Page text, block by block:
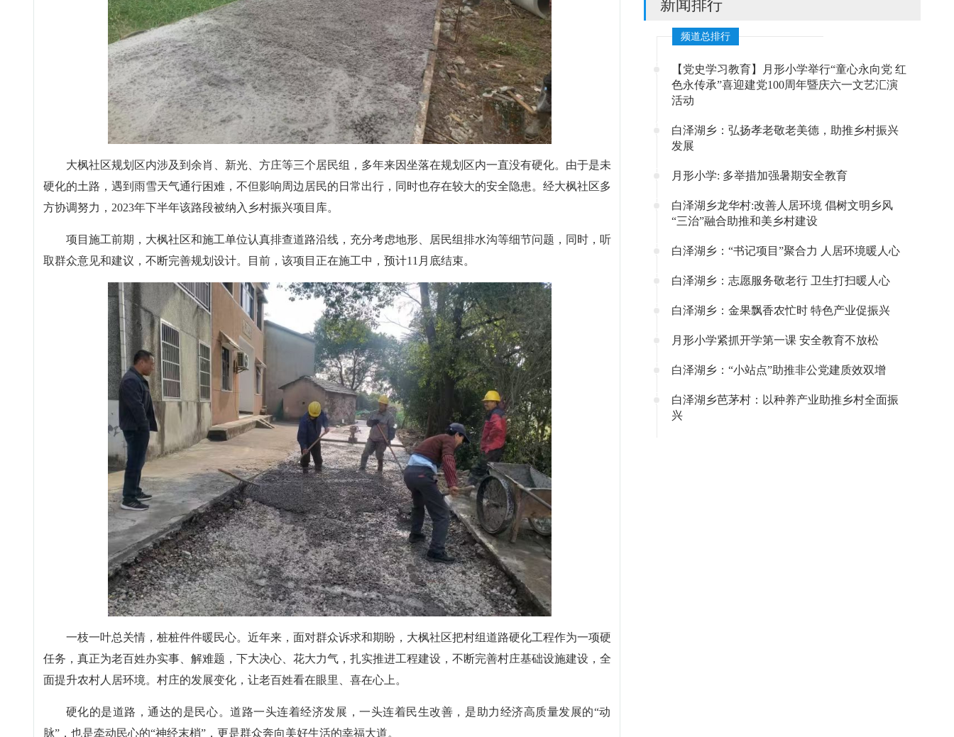
大枫社区规划区内涉及到余肖、新光、方庄等三个居民组，多年来因坐落在规划区内一直没有硬化。由于是未
硬化的土路，遇到雨雪天气通行困难，不但影响周边居民的日常出行，同时也存在较大的安全隐患。经大枫社区多
方协调努力，2023年下半年该路段被纳入乡村振兴项目库。
项目施工前期，大枫社区和施工单位认真排查道路沿线，充分考虑地形、居民组排水沟等细节问题，同时，听
取群众意见和建议，不断完善规划设计。目前，该项目正在施工中，预计11月底结束。
一枝一叶总关情，桩桩件件暖民心。近年来，面对群众诉求和期盼，大枫社区把村组道路硬化工程作为一项硬
任务，真正为老百姓办实事、解难题，下大决心、花大力气，扎实推进工程建设，不断完善村庄基础设施建设，全
面提升农村人居环境。村庄的发展变化，让老百姓看在眼里、喜在心上。
硬化的是道路，通达的是民心。道路一头连着经济发展，一头连着民生改善，是助力经济高质量发展的“动
脉”，也是牵动民心的“神经末梢”，更是群众奔向美好生活的幸福大道。
新闻排行
频道总排行
【党史学习教育】月形小学举行“童心永向党 红
色永传承”喜迎建党100周年暨庆六一文艺汇演
活动
白泽湖乡：弘扬孝老敬老美德，助推乡村振兴
发展
月形小学: 多举措加强暑期安全教育
白泽湖乡龙华村:改善人居环境 倡树文明乡风
“三治”融合助推和美乡村建设
白泽湖乡：“书记项目”聚合力 人居环境暖人心
白泽湖乡：志愿服务敬老行 卫生打扫暖人心
白泽湖乡：金果飘香农忙时 特色产业促振兴
月形小学紧抓开学第一课 安全教育不放松
白泽湖乡：“小站点”助推非公党建质效双增
白泽湖乡芭茅村：以种养产业助推乡村全面振
兴